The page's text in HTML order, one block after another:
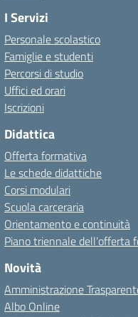
I Servizi
Personale scolastico
Famiglie e studenti
Percorsi di studio
Uffici ed orari
Iscrizioni
Didattica
Offerta formativa
Le schede didattiche
Corsi modulari
Scuola carceraria
Orientamento e continuità
Piano triennale dell’offerta
Novità
Amministrazione
Albo Online